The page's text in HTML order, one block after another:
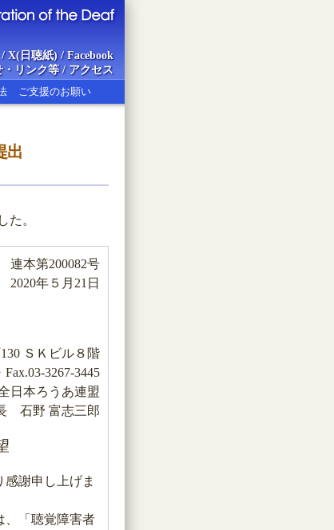
X(日聴紙)/ Facebook
・リンク等/ アクセス
ご支援のお願い
出
た。
連本第200082号
2020年５月21日
ＳＫビル８階
3267-3445
日本ろうあ連盟
石野 富志三郎
謝申し上げま
、「聴覚障害者